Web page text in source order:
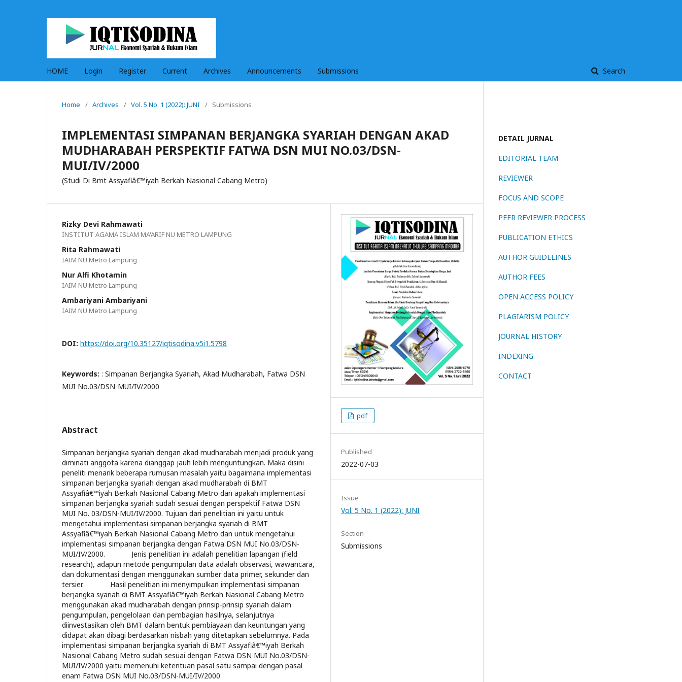
HOME Login Register Current Archives Announcements Submissions Search
Home / Archives / Vol. 5 No. 1 (2022): JUNI / Submissions
IMPLEMENTASI SIMPANAN BERJANGKA SYARIAH DENGAN AKAD
MUDHARABAH PERSPEKTIF FATWA DSN MUI NO.03/DSN-
MUI/IV/2000
(Studi Di Bmt Assyafiâ€™iyah Berkah Nasional Cabang Metro)
Rizky Devi Rahmawati
INSTITUT AGAMA ISLAM MA'ARIF NU METRO LAMPUNG
Rita Rahmawati
IAIM NU Metro Lampung
Nur Alfi Khotamin
IAIM NU Metro Lampung
Ambariyani Ambariyani
IAIM NU Metro Lampung
DOI: https://doi.org/10.35127/iqtisodina.v5i1.5798
Keywords: : Simpanan Berjangka Syariah, Akad Mudharabah, Fatwa DSN
MUI No.03/DSN-MUI/IV/2000
Abstract
Simpanan berjangka syariah dengan akad mudharabah menjadi produk yang
diminati anggota karena dianggap jauh lebih menguntungkan. Maka disini
peneliti menarik beberapa rumusan masalah yaitu bagaimana implementasi
simpanan berjangka syariah dengan akad mudharabah di BMT
Assyafiâ€™iyah Berkah Nasional Cabang Metro dan apakah implementasi
simpanan berjangka syariah sudah sesuai dengan perspektif Fatwa DSN
MUI No. 03/DSN-MUI/IV/2000. Tujuan dari penelitian ini yaitu untuk
mengetahui implementasi simpanan berjangka syariah di BMT
Assyafiâ€™iyah Berkah Nasional Cabang Metro dan untuk mengetahui
implementasi simpanan berjangka dengan Fatwa DSN MUI No.03/DSN-
MUI/IV/2000. Jenis penelitian ini adalah penelitian lapangan (field
research), adapun metode pengumpulan data adalah observasi, wawancara,
dan dokumentasi dengan menggunakan sumber data primer, sekunder dan
tersier. Hasil penelitian ini menyimpulkan implementasi simpanan
berjangka syariah di BMT Assyafiâ€™iyah Berkah Nasional Cabang Metro
menggunakan akad mudharabah dengan prinsip-prinsip syariah dalam
pengumpulan, pengelolaan dan pembagian hasilnya, selanjutnya
diinvestasikan oleh BMT dalam bentuk pembiayaan dan keuntungan yang
didapat akan dibagi berdasarkan nisbah yang ditetapkan sebelumnya. Pada
implementasi simpanan berjangka syariah di BMT Assyafiâ€™iyah Berkah
Nasional Cabang Metro sudah sesuai dengan Fatwa DSN MUI No.03/DSN-
MUI/IV/2000 yaitu memenuhi ketentuan pasal satu sampai dengan pasal
enam Fatwa DSN MUI No.03/DSN-MUI/IV/2000
pdf
Published
2022-07-03
Issue
Vol. 5 No. 1 (2022): JUNI
Section
Submissions
DETAIL JURNAL
EDITORIAL TEAM
REVIEWER
FOCUS AND SCOPE
PEER REVIEWER PROCESS
PUBLICATION ETHICS
AUTHOR GUIDELINES
AUTHOR FEES
OPEN ACCESS POLICY
PLAGIARISM POLICY
JOURNAL HISTORY
INDEXING
CONTACT